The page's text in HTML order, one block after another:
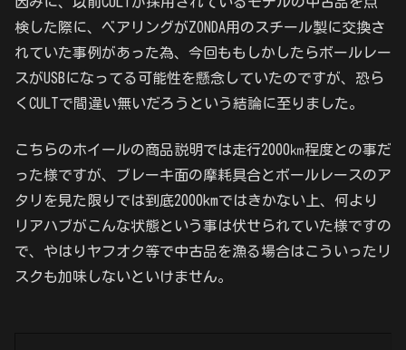
検した際に、ベアリングがZONDA用のスチール製に交換さ
れていた事例があった為、今回ももしかしたらボールレー
スがUSBになってる可能性を懸念していたのですが、恐ら
くCULTで間違い無いだろうという結論に至りました。
こちらのホイールの商品説明では走行2000㎞程度との事だ
った様ですが、ブレーキ面の摩耗具合とボールレースのア
タリを見た限りでは到底2000kmではきかない上、何より
リアハブがこんな状態という事は伏せられていた様ですの
で、やはりヤフオク等で中古品を漁る場合はこういったリ
スクも加味しないといけません。